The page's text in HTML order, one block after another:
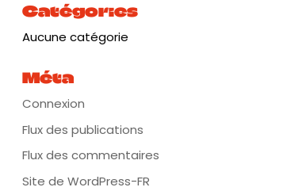
Catégories
Aucune catégorie
Méta
Connexion
Flux des publications
Flux des commentaires
Site de WordPress-FR